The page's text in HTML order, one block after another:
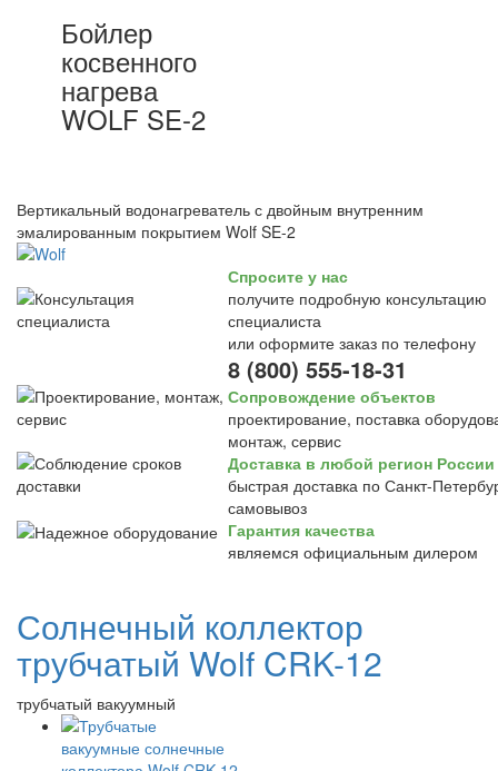
Бойлер
косвенного
нагрева
WOLF SE-2
Вертикальный водонагреватель с двойным внутренним
эмалированным покрытием Wolf SE-2
Спросите у нас
получите подробную консультацию
специалиста
или оформите заказ по телефону
8 (800) 555-18-31
Сопровождение объектов
проектирование, поставка
монтаж, сервис
Доставка в любой регион России
быстрая доставка по Санкт-
самовывоз
Гарантия качества
являемся официальным дилером
Солнечный коллектор
трубчатый Wolf CRK-12
трубчатый вакуумный